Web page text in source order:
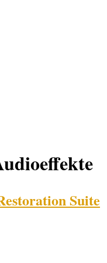
Suite